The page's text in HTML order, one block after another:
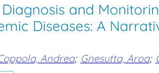
and
Diseases: A
Andrea; Gnesutta, Aroa;